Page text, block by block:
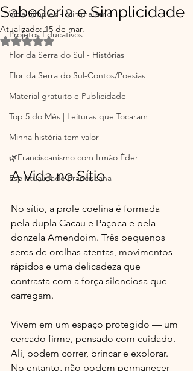
Vida Simples - Minimalismo
Projetos Educativos
Flor da Serra do Sul - Histórias
Flor da Serra do Sul-Contos/Poesias
Material gratuito e Publicidade
Top 5 do Mês | Leituras que Tocaram
Minha história tem valor
🌿Franciscanismo com Irmão Éder
Espiritualidade Franciscana
Sabedoria e Simplicidade
Atualizado:15 de mar.
Avaliado com NaN de 5 estrelas.
A Vida no Sítio
No sítio, a prole coelina é formada
pela dupla Cacau e Paçoca e pela
donzela Amendoim. Três pequenos
seres de orelhas atentas, movimentos
rápidos e uma delicadeza que
contrasta com a força silenciosa que
carregam.
Vivem em um espaço protegido — um
cercado firme, pensado com cuidado.
Ali, podem correr, brincar e explorar.
No entanto, não podem permanecer